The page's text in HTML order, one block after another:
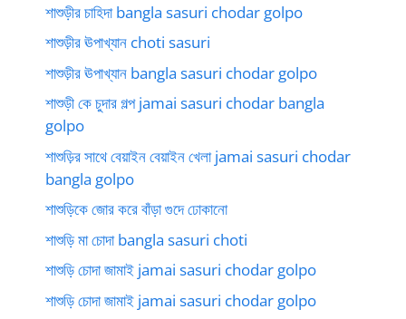
শাশুড়ীর চাহিদা bangla sasuri chodar golpo
শাশুড়ীর ঊপাখ্যান choti sasuri
শাশুড়ীর ঊপাখ্যান bangla sasuri chodar golpo
শাশুড়ী কে চুদার গল্প jamai sasuri chodar bangla
golpo
শাশুড়ির সাথে বেয়াইন বেয়াইন খেলা jamai sasuri chodar
bangla golpo
শাশুড়িকে জোর করে বাঁড়া গুদে ঢোকানো
শাশুড়ি মা চোদা bangla sasuri choti
শাশুড়ি চোদা জামাই jamai sasuri chodar golpo
শাশুড়ি চোদা জামাই jamai sasuri chodar golpo